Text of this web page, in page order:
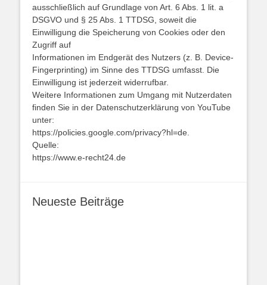
ausschließlich auf Grundlage von Art. 6 Abs. 1 lit. a
DSGVO und § 25 Abs. 1 TTDSG, soweit die
Einwilligung die Speicherung von Cookies oder den
Zugriff auf
Informationen im Endgerät des Nutzers (z. B. Device-
Fingerprinting) im Sinne des TTDSG umfasst. Die
Einwilligung ist jederzeit widerrufbar.
Weitere Informationen zum Umgang mit Nutzerdaten
finden Sie in der Datenschutzerklärung von YouTube
unter:
https://policies.google.com/privacy?hl=de.
Quelle:
https://www.e-recht24.de
Neueste Beiträge